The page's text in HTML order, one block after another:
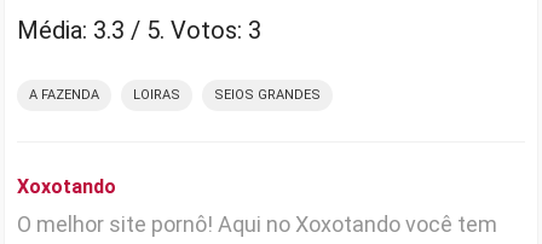
Média: 3.3 / 5. Votos: 3
A FAZENDA LOIRAS SEIOS GRANDES
Xoxotando
O melhor site pornô! Aqui no Xoxotando você tem